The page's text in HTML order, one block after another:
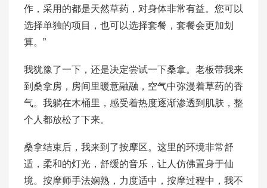
作，采用的都是天然草药，对身体非常有益。您可以
选择单独的项目，也可以选择套餐，套餐会更加划
算。”
我犹豫了一下，还是决定尝试一下桑拿。老板带我来
到桑拿房，房间里暖意融融，空气中弥漫着草药的香
气。我躺在木桶里，感受着热度逐渐渗透到肌肤，整
个人都放松了下来。
桑拿结束后，我来到了按摩区。这里的环境非常舒
适，柔和的灯光，舒缓的音乐，让人仿佛置身于仙
境。按摩师手法娴熟，力度适中，按摩过程中，我不